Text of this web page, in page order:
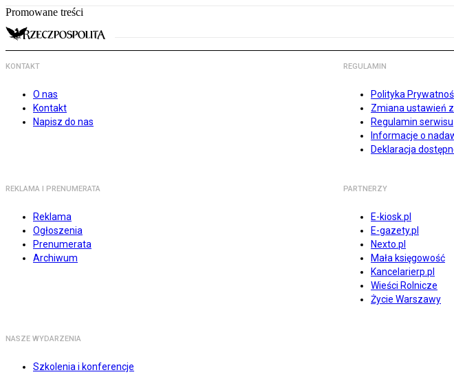
Promowane treści
KONTAKT
O nas
Kontakt
Napisz do nas
REGULAMIN
Polityka
Zmiana ustawień
Regulamin serwisu
Informacje o
Deklaracja
REKLAMA I PRENUMERATA
Reklama
Ogłoszenia
Prenumerata
Archiwum
PARTNERZY
E-kiosk.pl
E-gazety.pl
Nexto.pl
Mała księgowość
Kancelarierp.pl
Wieści Rolnicze
Życie Warszawy
NASZE WYDARZENIA
Szkolenia i konferencje